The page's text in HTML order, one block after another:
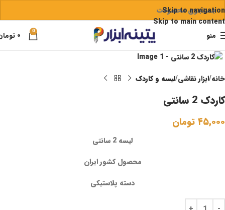
Skip to navigation
Skip to main content
منو 0 ۰
برای بزرگنمایی کلیک کنید
خانه ابزار نقاشی لیسه و کاردک
کاردک 2 سانتی
۴۵,۰۰۰ تومان
لیسه 2 سانتی
محصول کشور ایران
دسته پلاستیکی